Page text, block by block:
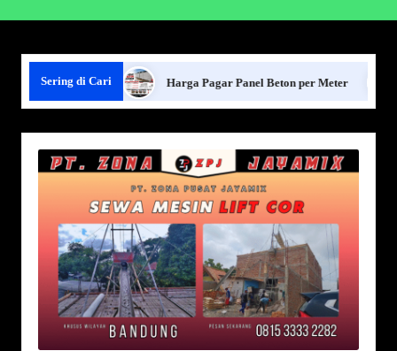
Sering di Cari
Panel Beton Harga Pagar Panel Beton per Meter